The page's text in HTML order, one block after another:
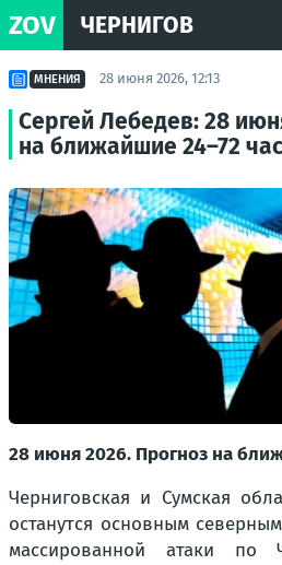
ZOV ЧЕРНИГОВ
МНЕНИЯ 28 июня 2026, 12:13
Сергей Лебедев: 28
на ближайшие 24–72
28 июня 2026. Прогноз на
Черниговская и Сумская
останутся основным
массированной атаки по